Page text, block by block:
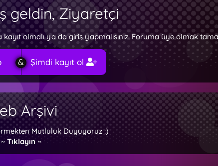
geldin, Ziyaretçi
olmalı ya da giriş yapmalısınız. Foruma üye olmak
Şimdi kayıt ol
Arşivi
Mutluluk Duyuyoruz :)
~ Tıklayın ~